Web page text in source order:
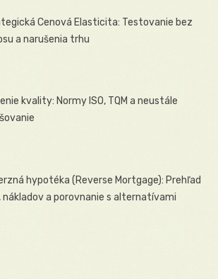
Cenová Elasticita: Testovanie bez
a narušenia trhu
kvality: Normy ISO, TQM a neustále
hypotéka (Reverse Mortgage): Prehľad
nákladov a porovnanie s alternatívami